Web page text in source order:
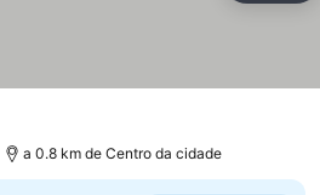
a 0.8 km de Centro da cidade